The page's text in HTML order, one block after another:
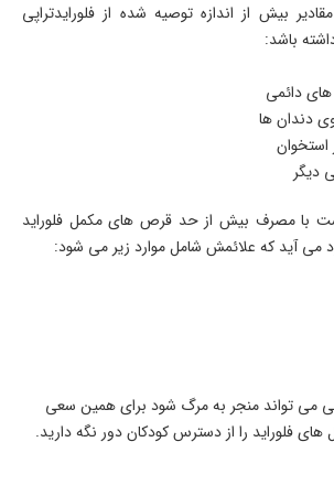
بیش از اندازه توصیه شده از فلورایدتراپی
باشد:
دائمی
دندان ها
دیگر
با مصرف بیش از حد قرص های مکمل فلوراید
آید که علائمش شامل موارد زیر می شود:
می تواند منجر به مرگ شود برای همین سعی
فلوراید را از دسترس کودکان دور نگه دارید.